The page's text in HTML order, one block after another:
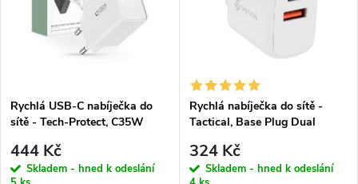
Rychlá USB-C nabíječka do
sítě - Tech-Protect, C35W
444 Kč
Skladem - hned k odeslání
Rychlá nabíječka do sítě -
Tactical, Base Plug Dual
324 Kč
Skladem - hned k odeslání